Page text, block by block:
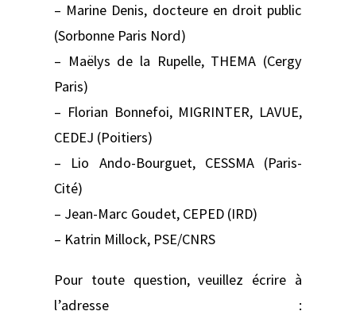
– Marine Denis, docteure en droit public
(Sorbonne Paris Nord)
– Maëlys de la Rupelle, THEMA (Cergy
Paris)
– Florian Bonnefoi, MIGRINTER, LAVUE,
CEDEJ (Poitiers)
– Lio Ando-Bourguet, CESSMA (Paris-
Cité)
– Jean-Marc Goudet, CEPED (IRD)
– Katrin Millock, PSE/CNRS
Pour toute question, veuillez écrire à
l’adresse :